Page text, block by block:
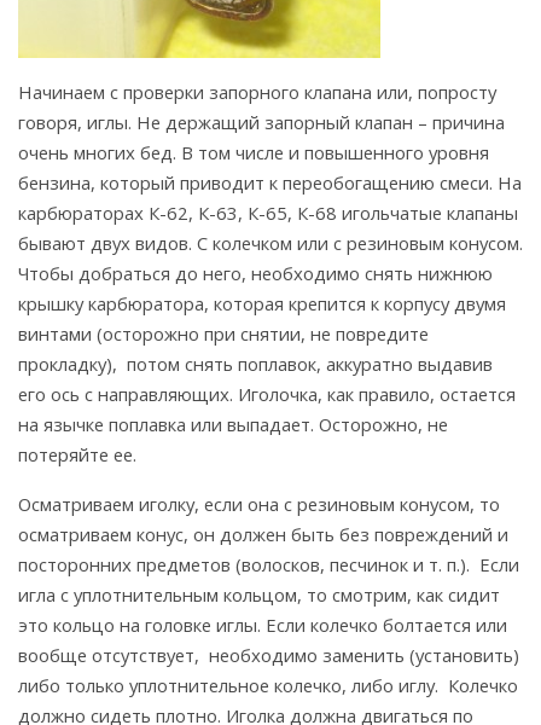
Начинаем с проверки запорного клапана или, попросту
говоря, иглы. Не держащий запорный клапан – причина
очень многих бед. В том числе и повышенного уровня
бензина, который приводит к переобогащению смеси. На
карбюраторах К-62, К-63, К-65, К-68 игольчатые клапаны
бывают двух видов. С колечком или с резиновым конусом.
Чтобы добраться до него, необходимо снять нижнюю
крышку карбюратора, которая крепится к корпусу двумя
винтами (осторожно при снятии, не повредите
прокладку), потом снять поплавок, аккуратно выдавив
его ось с направляющих. Иголочка, как правило, остается
на язычке поплавка или выпадает. Осторожно, не
потеряйте ее.
Осматриваем иголку, если она с резиновым конусом, то
осматриваем конус, он должен быть без повреждений и
посторонних предметов (волосков, песчинок и т. п.). Если
игла с уплотнительным кольцом, то смотрим, как сидит
это кольцо на головке иглы. Если колечко болтается или
вообще отсутствует, необходимо заменить (установить)
либо только уплотнительное колечко, либо иглу. Колечко
должно сидеть плотно. Иголка должна двигаться по